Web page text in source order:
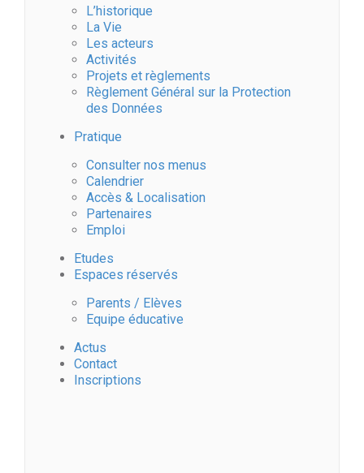
L’historique
La Vie
Les acteurs
Activités
Projets et règlements
Règlement Général sur la Protection
des Données
Pratique
Consulter nos menus
Calendrier
Accès & Localisation
Partenaires
Emploi
Etudes
Espaces réservés
Parents / Elèves
Equipe éducative
Actus
Contact
Inscriptions